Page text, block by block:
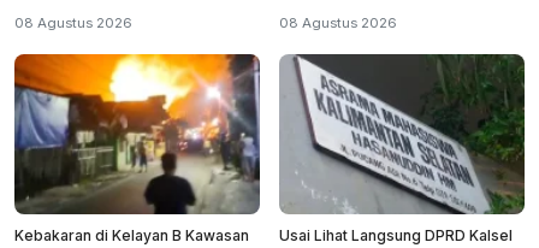
08 Agustus 2026 08 Agustus 2026
Kebakaran di Kelayan B Kawasan
Usai Lihat Langsung DPRD Kalsel